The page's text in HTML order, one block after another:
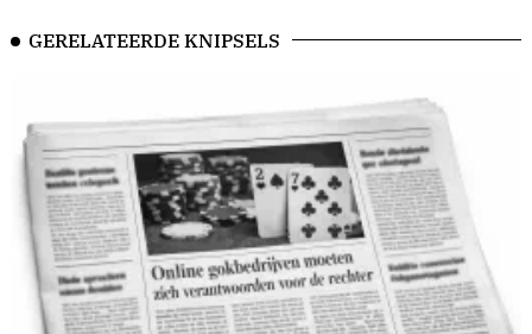
GERELATEERDE KNIPSELS